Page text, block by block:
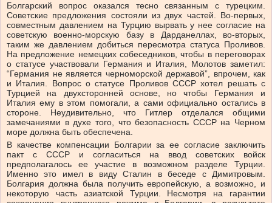
Болгарский вопрос оказался тесно связанным с турецким.
Советские предложения состояли из двух частей. Во-первых,
совместным давлением на Турцию вырвать у нее согласие на
советскую военно-морскую базу в Дарданеллах, во-вторых,
таким же давлением добиться пересмотра статуса Проливов.
На предложение немецких собеседников, чтобы в переговорах
о статусе участвовали Германия и Италия, Молотов заметил:
“Германия не является черноморской державой”, впрочем, как
и Италия. Вопрос о статусе Проливов СССР хотел решать с
Турцией на двухсторонней основе, но чтобы Германия и
Италия ему в этом помогали, а сами официально остались в
стороне. Неудивительно, что Гитлер отделался общими
замечаниями в духе того, что безопасность СССР на Черном
море должна быть обеспечена.
В качестве компенсации Болгарии за ее согласие заключить
пакт с СССР и согласиться на ввод советских войск
предполагалось ее участие в возможном разделе Турции.
Именно это имел в виду Сталин в беседе с Димитровым.
Болгария должна была получить европейскую, а возможно, и
некоторую часть азиатской Турции. Несмотря на гарантии